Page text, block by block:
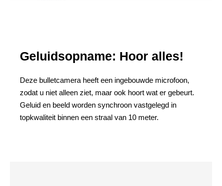
Geluidsopname: Hoor alles!
Deze bulletcamera heeft een ingebouwde microfoon,
zodat u niet alleen ziet, maar ook hoort wat er gebeurt.
Geluid en beeld worden synchroon vastgelegd in
topkwaliteit binnen een straal van 10 meter.